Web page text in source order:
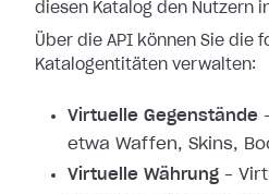
diesen Katalog den Nutzern
Über die API können Sie die
Katalogentitäten verwalten:
Virtuelle Gegenstände
etwa Waffen, Skins,
Virtuelle Währung –